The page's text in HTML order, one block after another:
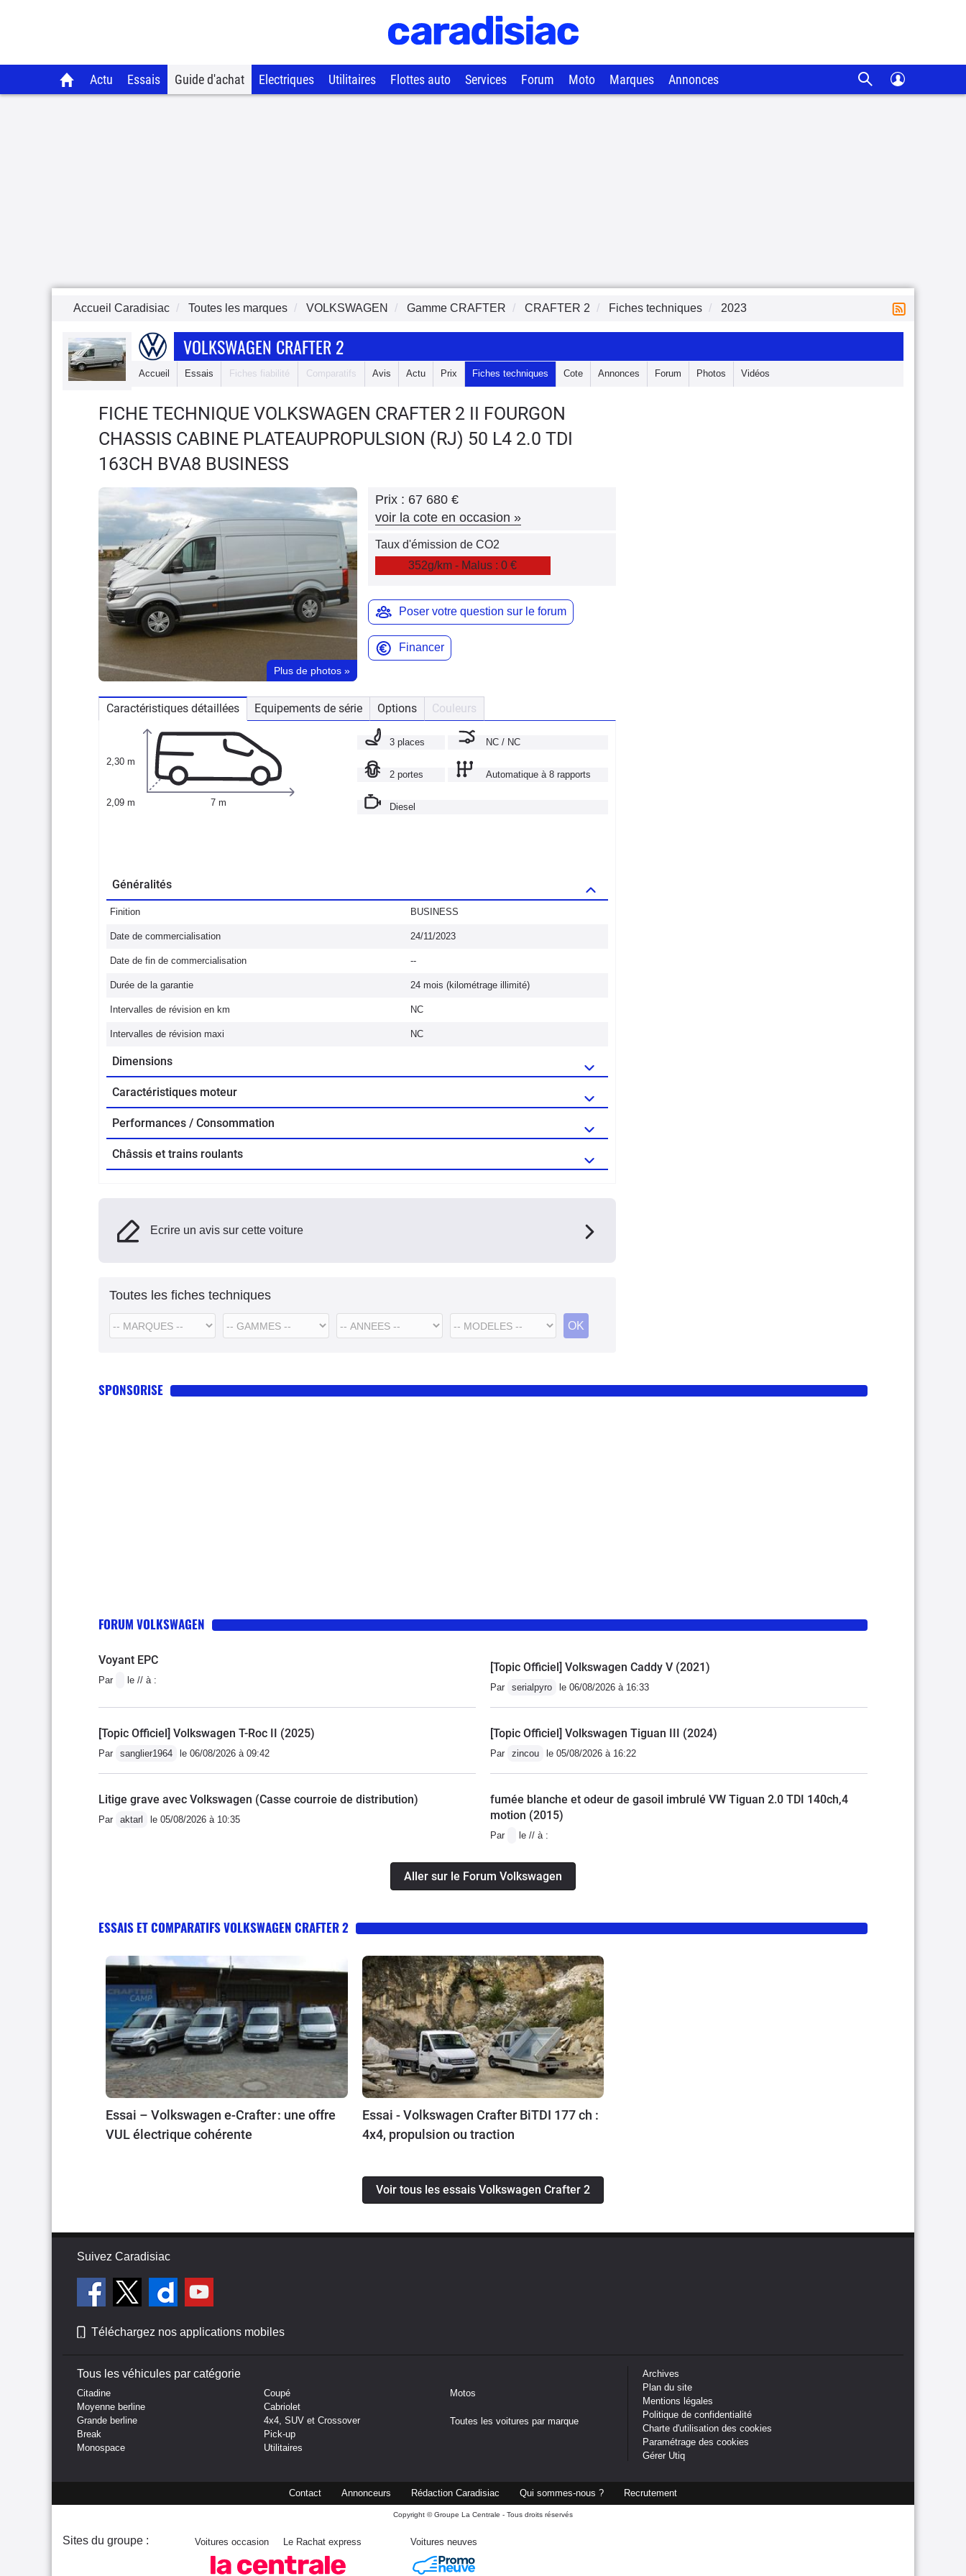
Actu Essais Guide d'achat Electriques Utilitaires Flottes auto Services Forum Moto Marques Annonces
Accueil Caradisiac Toutes les marques VOLKSWAGEN Gamme CRAFTER CRAFTER 2 Fiches techniques 2023
VOLKSWAGEN CRAFTER 2
Accueil Essais Fiches fiabilité Comparatifs Avis Actu Prix Fiches techniques Cote Annonces Forum Photos Vidéos
FICHE TECHNIQUE VOLKSWAGEN CRAFTER 2 II FOURGON
CHASSIS CABINE PLATEAUPROPULSION (RJ) 50 L4 2.0 TDI
163CH BVA8 BUSINESS
Plus de photos »
Prix : 67 680 €
voir la cote en occasion »
Taux d'émission de CO2
352g/km - Malus : 0 €
Poser votre question sur le forum
Financer
Caractéristiques détaillées Equipements de série Options Couleurs
2,30 m
2,09 m 7 m
3 places NC / NC
2 portes Automatique à 8 rapports
Diesel
Généralités
Finition BUSINESS
Date de commercialisation 24/11/2023
Date de fin de commercialisation --
Durée de la garantie 24 mois (kilométrage illimité)
Intervalles de révision en km NC
Intervalles de révision maxi NC
Dimensions
Caractéristiques moteur
Performances / Consommation
Châssis et trains roulants
Ecrire un avis sur cette voiture
Toutes les fiches techniques
SPONSORISE
FORUM VOLKSWAGEN
Voyant EPC
Par le // à :
[Topic Officiel] Volkswagen Caddy V (2021)
Par serialpyro le 06/08/2026 à 16:33
[Topic Officiel] Volkswagen T-Roc II (2025)
Par sanglier1964 le 06/08/2026 à 09:42
[Topic Officiel] Volkswagen Tiguan III (2024)
Par zincou le 05/08/2026 à 16:22
Litige grave avec Volkswagen (Casse courroie de distribution)
Par aktarl le 05/08/2026 à 10:35
fumée blanche et odeur de gasoil imbrulé VW Tiguan 2.0 TDI 140ch,4
motion (2015)
Par le // à :
Aller sur le Forum Volkswagen
ESSAIS ET COMPARATIFS VOLKSWAGEN CRAFTER 2
Essai – Volkswagen e-Crafter : une offre
VUL électrique cohérente
Essai - Volkswagen Crafter BiTDI 177 ch :
4x4, propulsion ou traction
Voir tous les essais Volkswagen Crafter 2
Suivez Caradisiac
Téléchargez nos applications mobiles
Tous les véhicules par catégorie
Citadine
Moyenne berline
Grande berline
Break
Monospace
Coupé
Cabriolet
4x4, SUV et Crossover
Pick-up
Utilitaires
Motos
Toutes les voitures par marque
Archives
Plan du site
Mentions légales
Politique de confidentialité
Charte d'utilisation des cookies
Paramétrage des cookies
Gérer Utiq
Contact Annonceurs Rédaction Caradisiac Qui sommes-nous ? Recrutement
Copyright © Groupe La Centrale - Tous droits réservés
Sites du groupe : Voitures occasion Le Rachat express Voitures neuves